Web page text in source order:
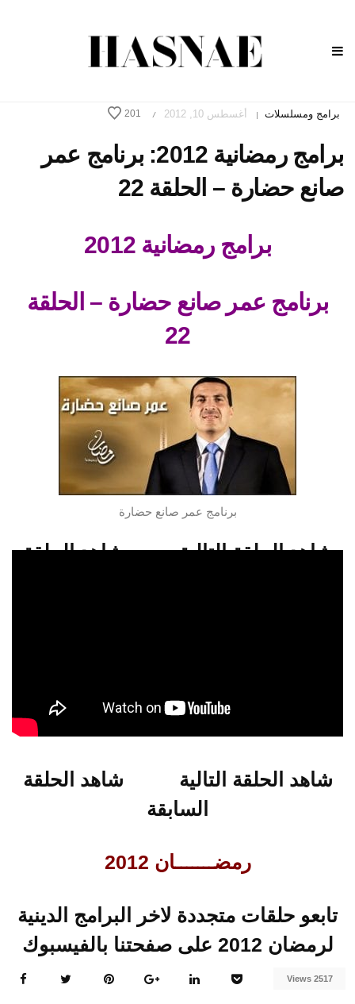
برامج ومسلسلات | أغسطس 10, 2012 /
201
برامج رمضانية 2012: برنامج عمر
صانع حضارة – الحلقة 22
برامج رمضانية 2012
برنامج عمر صانع حضارة – الحلقة
22
برنامج عمر صانع حضارة
شاهد الحلقة التالية
شاهد الحلقة
شاهد الحلقة التالية
شاهد الحلقة
السابقة
رمضـــــــان 2012
تابعو حلقات متجددة لاخر البرامج الدينية
لرمضان 2012 على صفحتنا بالفيسبوك
2517 Views